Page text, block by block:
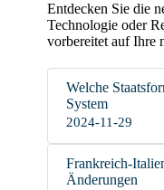
Entdecken Sie die
Technologie oder
vorbereitet auf Ihre
Welche
System
2024-11-29
Frankreich-
Änderungen